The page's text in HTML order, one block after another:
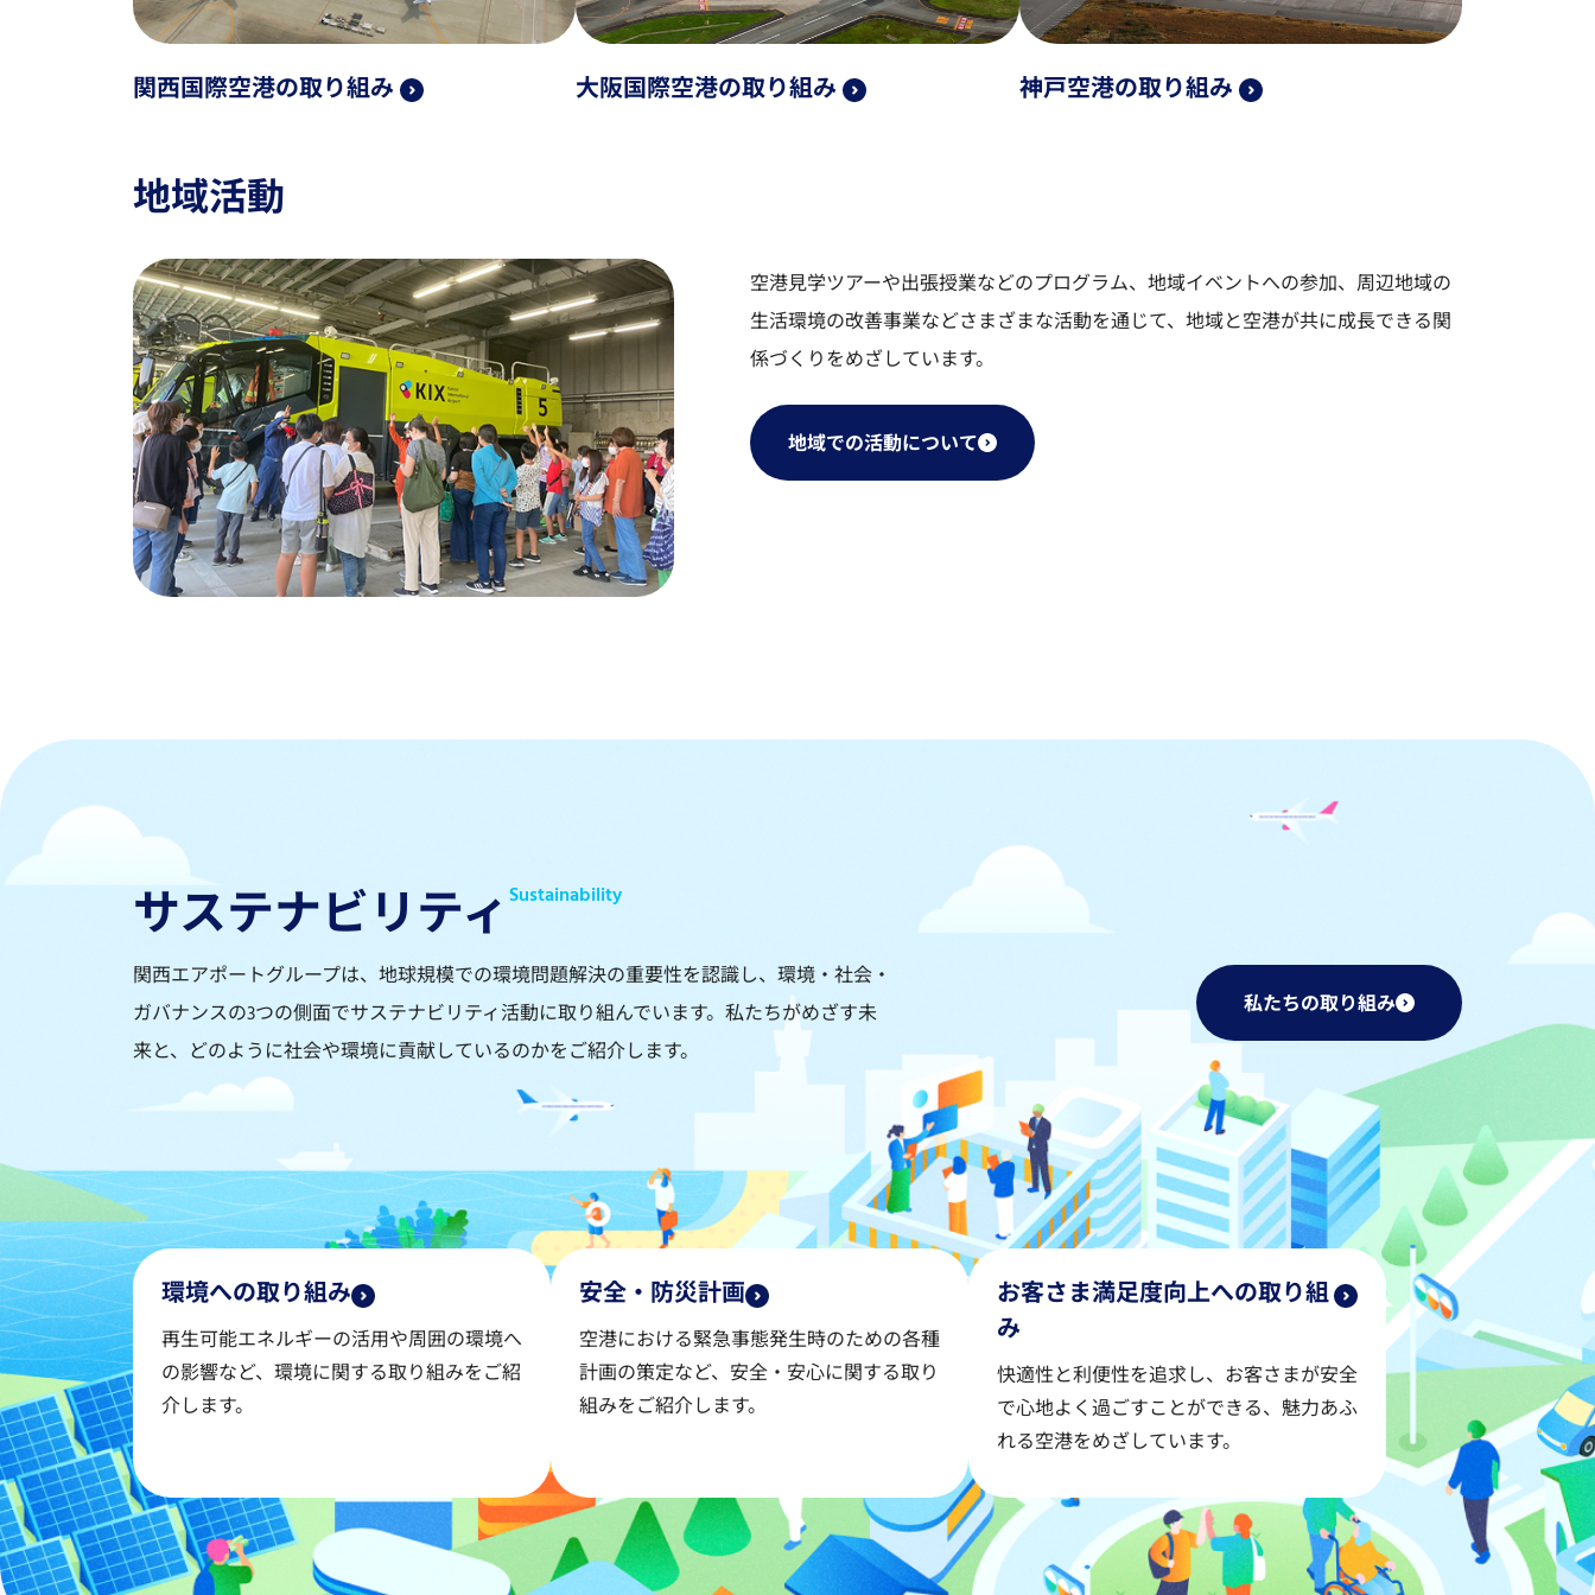
関西国際空港の取り組み 大阪国際空港の取り組み 神戸空港の取り組み
地域活動
空港見学ツアーや出張授業などのプログラム、地域イベントへの参加、周辺地域の
生活環境の改善事業などさまざまな活動を通じて、地域と空港が共に成長できる関
係づくりをめざしています。
地域での活動について
サステナビリティ Sustainability
関西エアポートグループは、地球規模での環境問題解決の重要性を認識し、環境・社会・
ガバナンスの3つの側面でサステナビリティ活動に取り組んでいます。私たちがめざす未
来と、どのように社会や環境に貢献しているのかをご紹介します。
私たちの取り組み
環境への取り組み
再生可能エネルギーの活用や周囲の環境へ
の影響など、環境に関する取り組みをご紹
介します。
安全・防災計画
空港における緊急事態発生時のための各種
計画の策定など、安全・安心に関する取り
組みをご紹介します。
お客さま満足度向上への取り組
み
快適性と利便性を追求し、お客さまが安全
で心地よく過ごすことができる、魅力あふ
れる空港をめざしています。